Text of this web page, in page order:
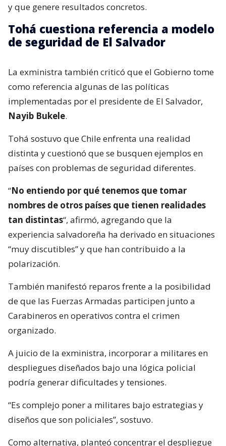
y que genere resultados concretos.
Tohá cuestiona referencia a modelo
de seguridad de El Salvador
La exministra también criticó que el Gobierno tome
como referencia algunas de las políticas
implementadas por el presidente de El Salvador,
Nayib Bukele.
Tohá sostuvo que Chile enfrenta una realidad
distinta y cuestionó que se busquen ejemplos en
países con problemas de seguridad diferentes.
“No entiendo por qué tenemos que tomar
nombres de otros países que tienen realidades
tan distintas“, afirmó, agregando que la
experiencia salvadoreña ha derivado en situaciones
“muy discutibles” y que han contribuido a la
polarización.
También manifestó reparos frente a la posibilidad
de que las Fuerzas Armadas participen junto a
Carabineros en operativos contra el crimen
organizado.
A juicio de la exministra, incorporar a militares en
despliegues diseñados bajo una lógica policial
podría generar dificultades y tensiones.
“Es complejo poner a militares bajo estrategias y
diseños que son policiales”, sostuvo.
Como alternativa, planteó concentrar el despliegue